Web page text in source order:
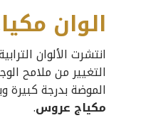
الوان
انتشرت الألوان
التغيير من ملامح
الموضة بدرجة
مكياج عروس.